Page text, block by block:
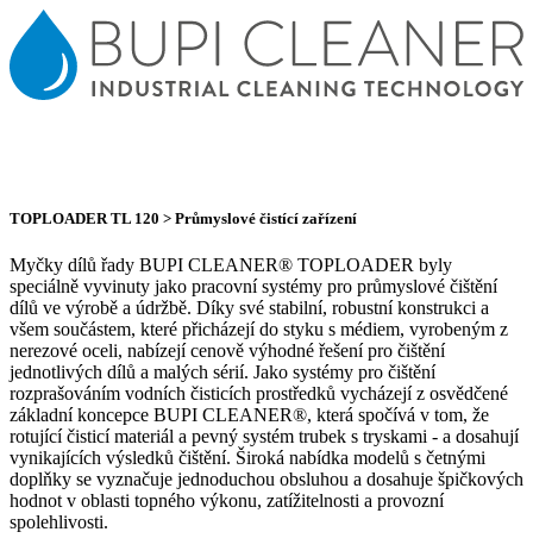
TOPLOADER TL 120 > Průmyslové čistící zařízení
Myčky dílů řady BUPI CLEANER® TOPLOADER byly
speciálně vyvinuty jako pracovní systémy pro průmyslové čištění
dílů ve výrobě a údržbě. Díky své stabilní, robustní konstrukci a
všem součástem, které přicházejí do styku s médiem, vyrobeným z
nerezové oceli, nabízejí cenově výhodné řešení pro čištění
jednotlivých dílů a malých sérií. Jako systémy pro čištění
rozprašováním vodních čisticích prostředků vycházejí z osvědčené
základní koncepce BUPI CLEANER®, která spočívá v tom, že
rotující čisticí materiál a pevný systém trubek s tryskami - a dosahují
vynikajících výsledků čištění. Široká nabídka modelů s četnými
doplňky se vyznačuje jednoduchou obsluhou a dosahuje špičkových
hodnot v oblasti topného výkonu, zatížitelnosti a provozní
spolehlivosti.